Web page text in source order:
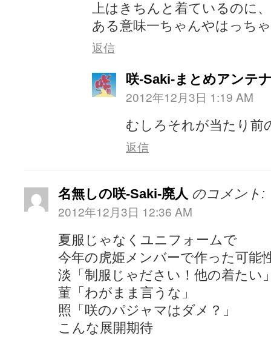
上はきちんと着ているのに
ある意味一ちゃんやはっち
返信
咲-Saki-まとめアンテ
2012年12月3日 1:19 AM
むしろそれが当たり
返信
名無しの咲-Saki-廃人 のコメント:
2012年12月3日 12:36 AM
夏服じゃなくユニフォームで
今年の虎姫メンバーで作った可能
淡「制服じゃださい！他の着たい
菫「わがまま言うな」
照「咲のパジャマはダメ？」
こんな展開期待